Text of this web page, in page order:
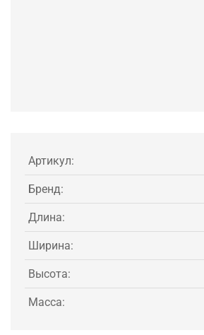
Артикул:
Бренд:
Длина:
Ширина:
Высота:
Масса: